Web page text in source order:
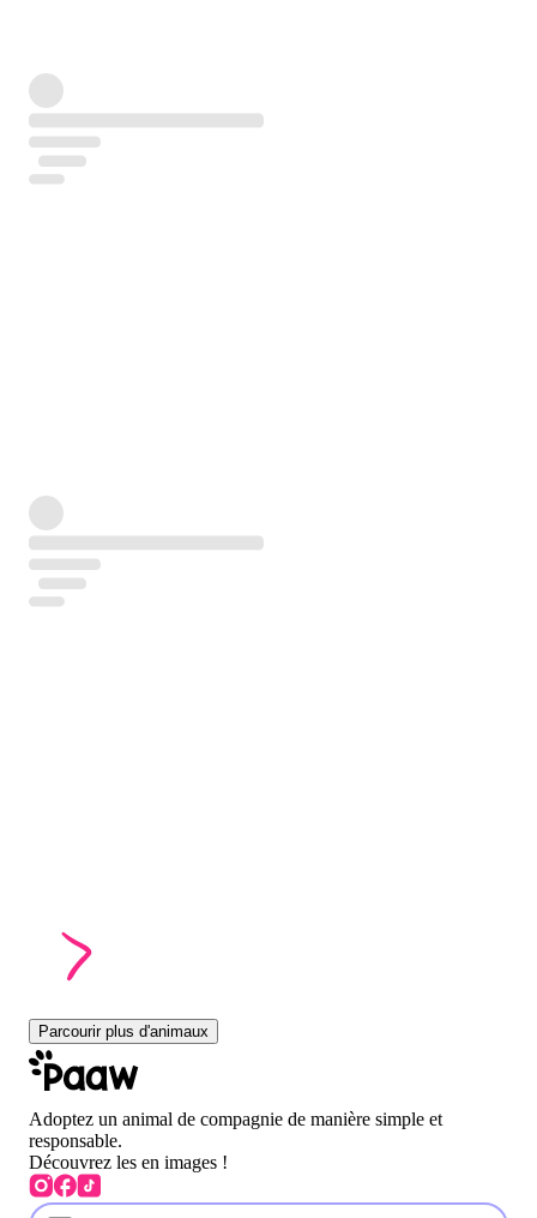
Parcourir plus d'animaux
Adoptez un animal de compagnie de manière simple et
responsable.
Découvrez les en images !